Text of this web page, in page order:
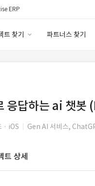
ERP
트 찾기 파트너스 찾기
응답하는 ai 챗봇
· iOS Gen AI 서비스,
트 상세